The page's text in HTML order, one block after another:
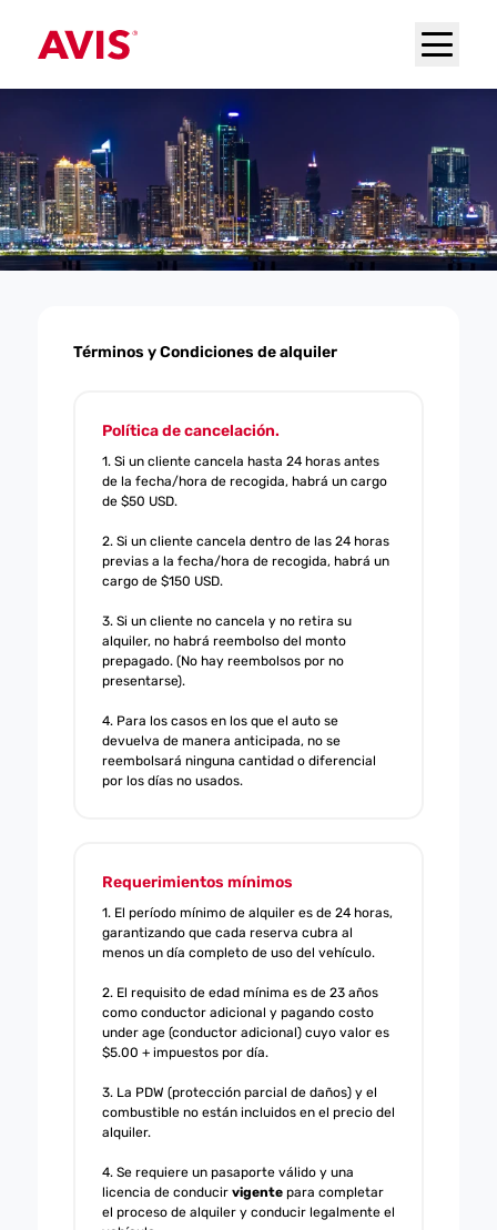
Términos y Condiciones de alquiler
Política de cancelación.
1. Si un cliente cancela hasta 24 horas antes
de la fecha/hora de recogida, habrá un cargo
de $50 USD.
2. Si un cliente cancela dentro de las 24 horas
previas a la fecha/hora de recogida, habrá un
cargo de $150 USD.
3. Si un cliente no cancela y no retira su
alquiler, no habrá reembolso del monto
prepagado. (No hay reembolsos por no
presentarse).
4. Para los casos en los que el auto se
devuelva de manera anticipada, no se
reembolsará ninguna cantidad o diferencial
por los días no usados.
Requerimientos mínimos
1. El período mínimo de alquiler es de 24 horas,
garantizando que cada reserva cubra al
menos un día completo de uso del vehículo.
2. El requisito de edad mínima es de 23 años
como conductor adicional y pagando costo
under age (conductor adicional) cuyo valor es
$5.00 + impuestos por día.
3. La PDW (protección parcial de daños) y el
combustible no están incluidos en el precio del
alquiler.
4. Se requiere un pasaporte válido y una
licencia de conducir vigente para completar
el proceso de alquiler y conducir legalmente el